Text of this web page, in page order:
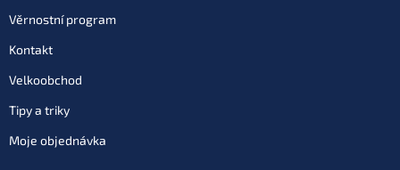
Věrnostní program
Kontakt
Velkoobchod
Tipy a triky
Moje objednávka